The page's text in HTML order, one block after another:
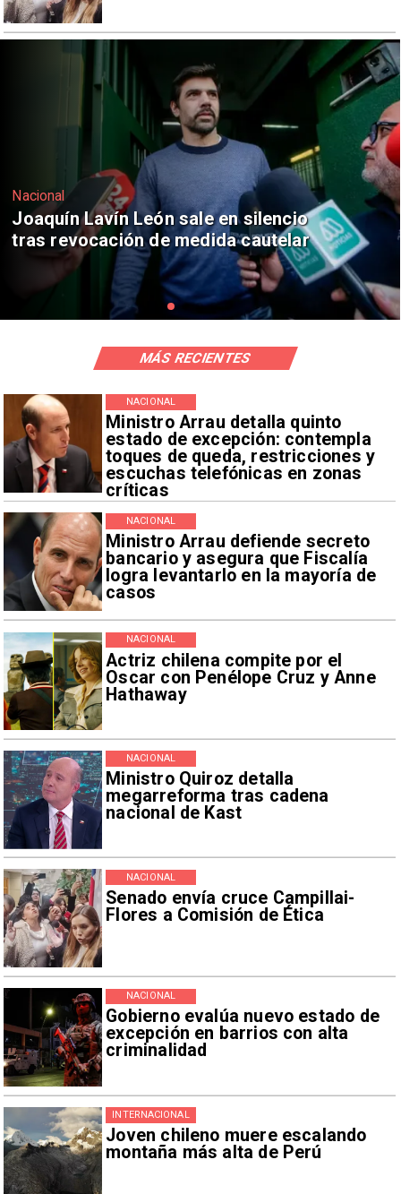
Nacional
Chile y Venezuela formalizan reinicio
de relaciones consulares
Ministro Arrau detalla quinto
estado de excepción: contempla
toques de queda, restricciones y
escuchas telefónicas en zonas
críticas
NACIONAL
Ministro Arrau defiende secreto
bancario y asegura que Fiscalía
logra levantarlo en la mayoría de
casos
NACIONAL
Actriz chilena compite por el
Oscar con Penélope Cruz y Anne
Hathaway
NACIONAL
Ministro Quiroz detalla
megarreforma tras cadena
nacional de Kast
NACIONAL
Senado envía cruce Campillai-
Flores a Comisión de Ética
NACIONAL
Gobierno evalúa nuevo estado de
excepción en barrios con alta
criminalidad
NACIONAL
Joven chileno muere escalando
montaña más alta de Perú
INTERNACIONAL
MÁS RECIENTES